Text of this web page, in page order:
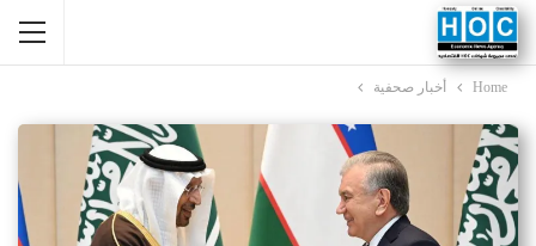
Home أخبار صحفية